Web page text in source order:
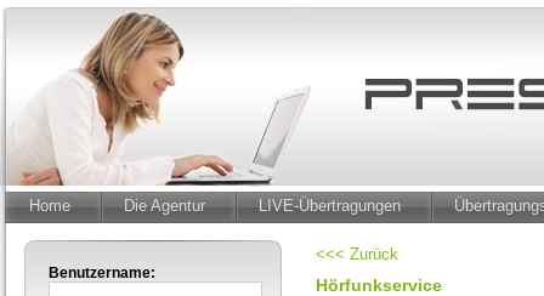
Home Die Agentur LIVE-Übertragungen
Benutzername:
<<< Zurück
Hörfunkservice